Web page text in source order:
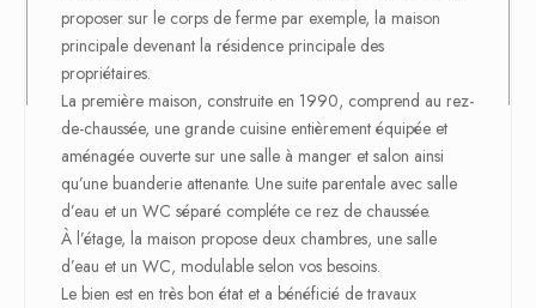
proposer sur le corps de ferme par exemple, la maison
principale devenant la résidence principale des
propriétaires.
La première maison, construite en 1990, comprend au rez-
de-chaussée, une grande cuisine entièrement équipée et
aménagée ouverte sur une salle à manger et salon ainsi
qu’une buanderie attenante. Une suite parentale avec salle
d’eau et un WC séparé compléte ce rez de chaussée.
À l’étage, la maison propose deux chambres, une salle
d’eau et un WC, modulable selon vos besoins.
Le bien est en très bon état et a bénéficié de travaux